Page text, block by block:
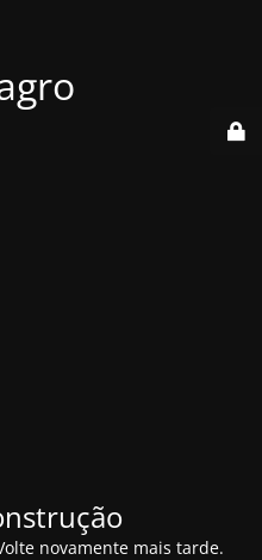
novamente mais tarde.